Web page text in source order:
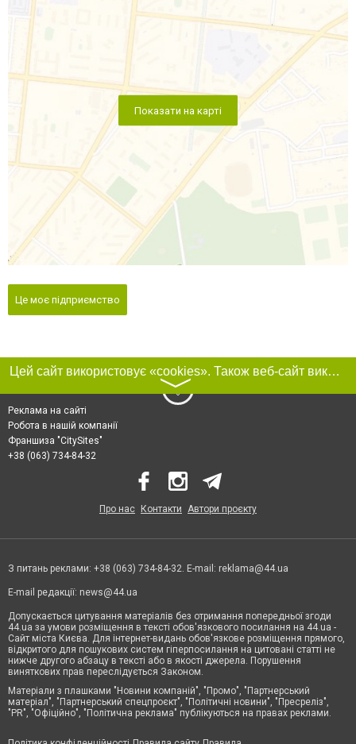
Показати на карті
Це моє підприємство
Цей сайт використовує «cookies». Також веб-сайт використовує інтернет-сервіс для збору технічних даних стосовно відвідувачів з метою отримання маркетингової та статистичної інформації. Умови обробки даних відвідувачів сайту див.
〉
Реклама на сайті
Робота в нашій компанії
Франшиза "CitySites"
+38 (063) 734-84-32
Про нас Контакти Автори проєкту
З питань реклами: +38 (063) 734-84-32. E-mail: reklama@44.ua
E-mail редакції: news@44.ua
Допускається цитування матеріалів без отримання попередньої згоди
44.ua за умови розміщення в тексті обов'язкового посилання на 44.ua -
Сайт міста Києва. Для інтернет-видань обов'язкове розміщення прямого,
відкритого для пошукових систем гіперпосилання на цитовані статті не
нижче другого абзацу в тексті або в якості джерела. Порушення
виняткових прав переслідується Законом.
Матеріали з плашками "Новини компаній", "Промо", "Партнерський
матеріал", "Партнерський спецпроєкт", "Політичні новини", "Пресреліз",
"PR", "Офіційно", "Політична реклама" публікуються на правах реклами.